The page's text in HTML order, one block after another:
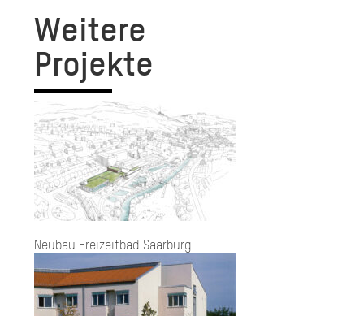
Weitere
Projekte
Neubau Freizeitbad Saarburg